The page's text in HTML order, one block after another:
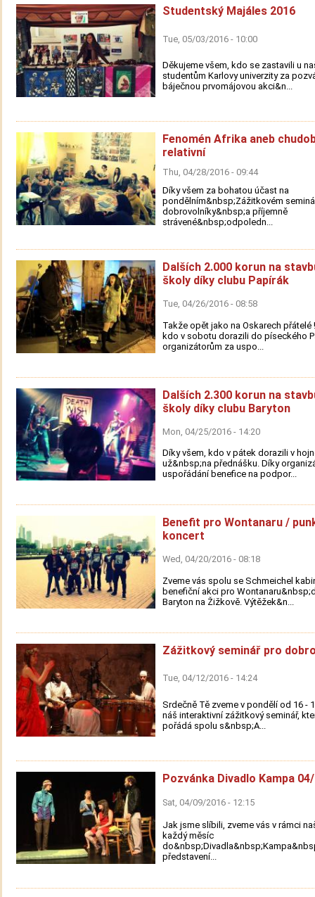
Studentský Majáles 2016
Tue, 05/03/2016 - 10:00
Děkujeme všem, kdo se zastavili u
studentům Karlovy univerzity za
báječnou prvomájovou akci&n...
Fenomén Afrika aneb
relativní
Thu, 04/28/2016 - 09:44
Díky všem za bohatou účast na
pondělním&nbsp;Zážitkovém
dobrovolníky&nbsp;a příjemně
strávené&nbsp;odpoledn...
Dalších 2.000 korun na
školy díky clubu Papírák
Tue, 04/26/2016 - 08:58
Takže opět jako na Oskarech přátelé
kdo v sobotu dorazili do píseckého
organizátorům za uspo...
Dalších 2.300 korun na
školy díky clubu Baryton
Mon, 04/25/2016 - 14:20
Díky všem, kdo v pátek dorazili v
už&nbsp;na přednášku. Díky
uspořádání benefice na podpor...
Benefit pro Wontanaru /
koncert
Wed, 04/20/2016 - 08:18
Zveme vás spolu se Schmeichel
benefiční akci pro
Baryton na Žižkově. Výtěžek&n...
Zážitkový seminář pro
Tue, 04/12/2016 - 14:24
Srdečně Tě zveme v pondělí od 16 -
náš interaktivní zážitkový seminář,
pořádá spolu s&nbsp;A...
Pozvánka Divadlo Kampa
Sat, 04/09/2016 - 12:15
Jak jsme slíbili, zveme vás v rámci
každý měsíc
představení...